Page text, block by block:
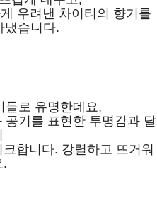
우려낸 차이티의 향기를
냈습니다.
들로 유명한데요,
기를 표현한 투명감과 달
합니다. 강렬하고 뜨거워
.